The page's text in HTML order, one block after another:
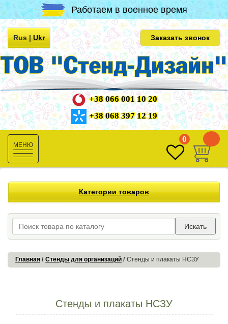
Работаем в военное время
Rus|Ukr Заказать звонок
+38 066 001 10 20
+38 068 397 12 19
Toggle
navigation
0
Категории товаров
Искать
Главная Стенды для организаций Стенды и плакаты НСЗУ
Стенды и плакаты НСЗУ